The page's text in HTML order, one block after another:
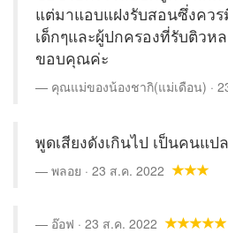
แต่มาแอบแฝงรับสอนซึ่งคว
เด็กๆและผู้ปกครองที่รับติวห
ขอบคุณค่ะ
คุณแม่ของน้องชากิ(แม่เดือน) ·
พูดเสียงดังเกินไป เป็นคนแป
พลอย · 23 ส.ค. 2022
อ๊อฟ · 23 ส.ค. 2022